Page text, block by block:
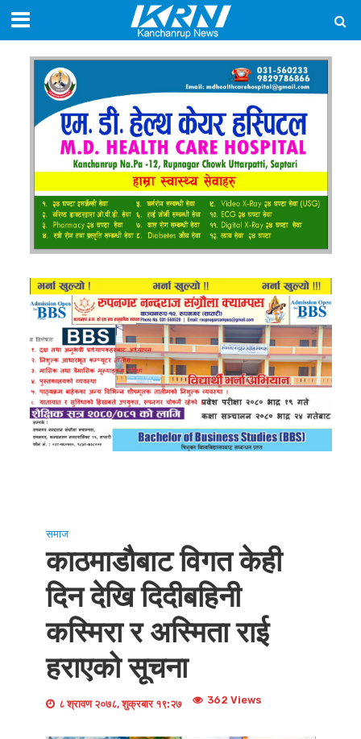
समाज
काठमाडौबाट विगत केही
दिन देखि दिदीबहिनी
कस्मिरा र अस्मिता राई
हराएको सूचना
८ श्रावण २०७८, शुक्रबार १९:२७ 362 Views